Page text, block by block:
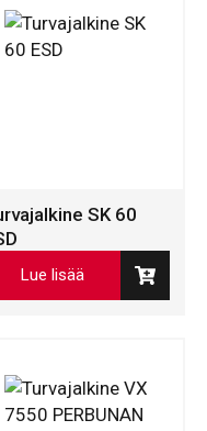
SK 60
Lue lisää